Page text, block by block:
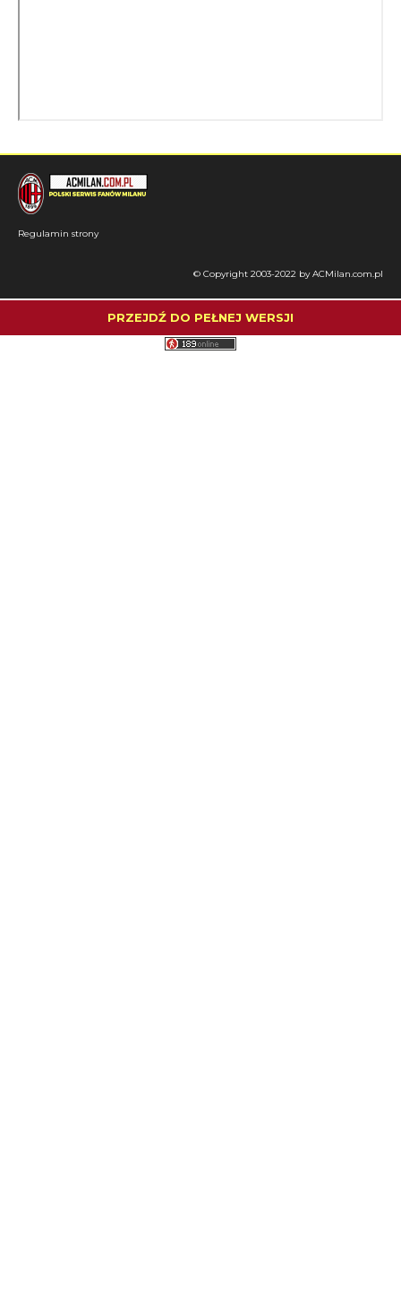
Regulamin strony
© Copyright 2003-2022 by ACMilan.com.pl
PRZEJDŹ DO PEŁNEJ WERSJI